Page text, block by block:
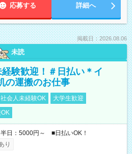
応募する 詳細へ
掲載日：2026.08.06
未読
験歓迎！＃日払い＊イ
の運搬のお仕事
社会人未経験OK
大学生歓迎
日：5000円～ ■日払いOK！
り